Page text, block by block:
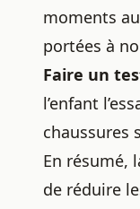
moments
portées à
Faire un
l’enfant
chaussures
En résumé,
de réduire